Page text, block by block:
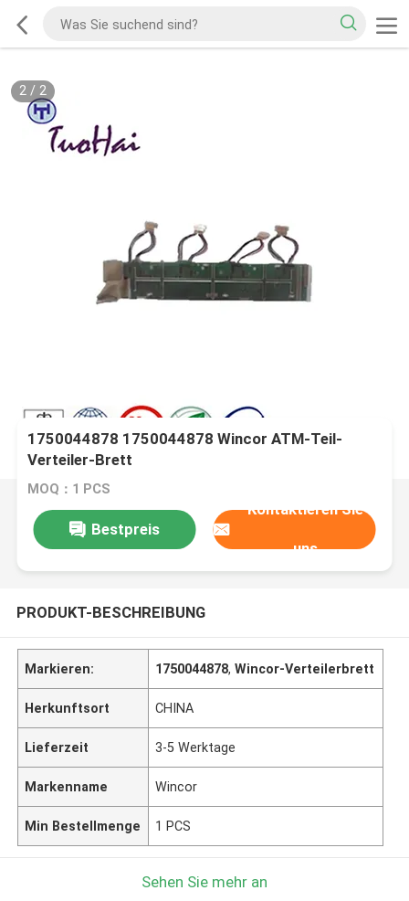
2/ 2
1750044878 1750044878 Wincor ATM-Teil-
Verteiler-Brett
MOQ：1 PCS
Bestpreis
Kontaktieren Sie
uns
PRODUKT-BESCHREIBUNG
Markieren: 1750044878,Wincor-Verteilerbrett
Herkunftsort CHINA
Lieferzeit 3-5 Werktage
Markenname Wincor
Min Bestellmenge 1 PCS
Sehen Sie mehr an